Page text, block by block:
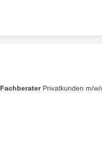
FachberaterPrivatkunden m⁠/⁠w⁠/⁠